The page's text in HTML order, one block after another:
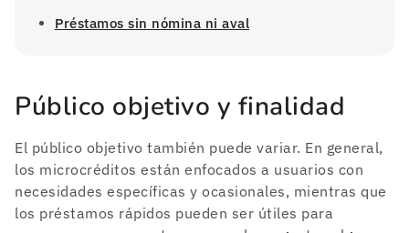
Préstamos sin nómina ni aval
Público objetivo y finalidad
El público objetivo también puede variar. En general,
los microcréditos están enfocados a usuarios con
necesidades específicas y ocasionales, mientras que
los préstamos rápidos pueden ser útiles para